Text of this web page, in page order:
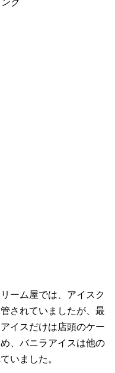
ク
ーム屋では、アイスク
されていましたが、最
イスだけは店頭のケー
、バニラアイスは他の
いました。